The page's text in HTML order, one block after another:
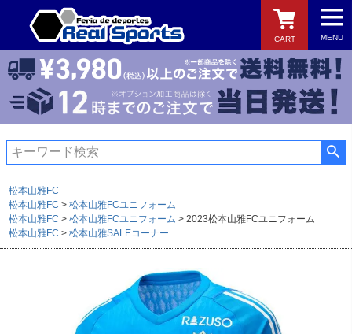
MENU
CART
検索
松本山雅FC
松本山雅FC
松本山雅FCユニフォーム
松本山雅FC
松本山雅FCユニフォーム
2023松本山雅FCユニフォーム
松本山雅FC
松本山雅SALEコーナー